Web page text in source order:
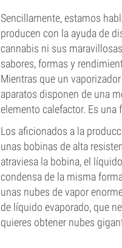
Sencillamente, estamos
producen con la ayuda de
cannabis ni sus
sabores, formas y
Mientras que un
aparatos disponen de una
elemento calefactor. Es
Los aficionados a la
unas bobinas de alta
atraviesa la bobina, el
condensa de la misma
unas nubes de vapor
de líquido evaporado, que
quieres obtener nubes